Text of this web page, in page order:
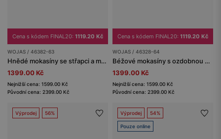
Cena s kódem FINAL20: 1119.20 Kč
WOJAS / 46382-63
Hnědé mokasíny se střapci a mašlí
1399.00 Kč
Nejnižší cena: 1599.00 Kč
Původní cena: 2399.00 Kč
Cena s kódem FINAL20: 1119.20 Kč
WOJAS / 46328-64
Béžové mokasíny s ozdobnou bižuterií
1399.00 Kč
Nejnižší cena: 1599.00 Kč
Původní cena: 2399.00 Kč
Výprodej 56% Výprodej 54%
Pouze online